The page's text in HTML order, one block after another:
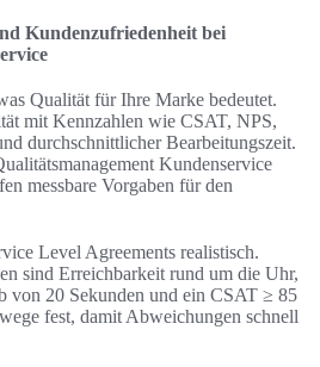
Kundenzufriedenheit bei
Qualität für Ihre Marke bedeutet.
mit Kennzahlen wie CSAT, NPS,
durchschnittlicher Bearbeitungszeit.
Kundenservice
messbare Vorgaben für den
Level Agreements realistisch.
sind Erreichbarkeit rund um die Uhr,
von 20 Sekunden und ein CSAT ≥ 85
fest, damit Abweichungen schnell